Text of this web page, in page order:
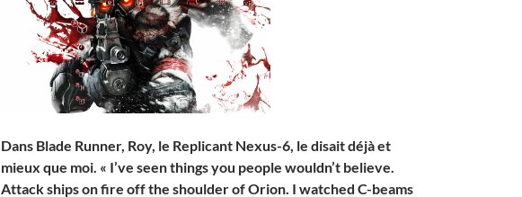
Dans Blade Runner, Roy, le Replicant Nexus-6, le disait déjà et
mieux que moi. « I’ve seen things you people wouldn’t believe.
Attack ships on fire off the shoulder of Orion. I watched C-beams